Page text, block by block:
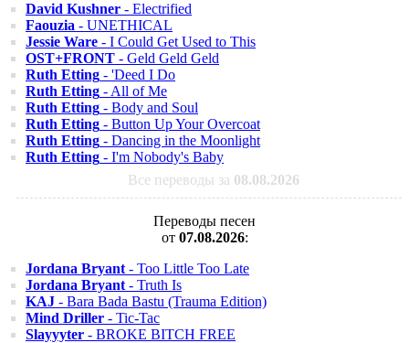
David Kushner - Electrified
Faouzia - UNETHICAL
Jessie Ware - I Could Get Used to This
OST+FRONT - Geld Geld Geld
Ruth Etting - 'Deed I Do
Ruth Etting - All of Me
Ruth Etting - Body and Soul
Ruth Etting - Button Up Your Overcoat
Ruth Etting - Dancing in the Moonlight
Ruth Etting - I'm Nobody's Baby
Все переводы за 08.08.2026
Переводы песен
от 07.08.2026:
Jordana Bryant - Too Little Too Late
Jordana Bryant - Truth Is
KAJ - Bara Bada Bastu (Trauma Edition)
Mind Driller - Tic-Tac
Slayyyter - BROKE BITCH FREE